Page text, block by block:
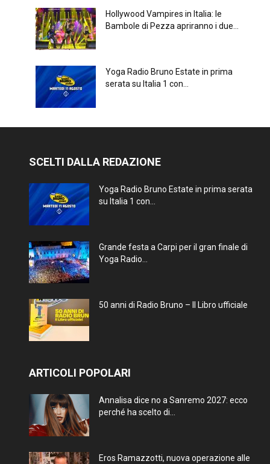
Hollywood Vampires in Italia: le
Bambole di Pezza apriranno i due...
Yoga Radio Bruno Estate in prima
serata su Italia 1 con...
SCELTI DALLA REDAZIONE
Yoga Radio Bruno Estate in prima serata
su Italia 1 con...
Grande festa a Carpi per il gran finale di
Yoga Radio...
50 anni di Radio Bruno – Il Libro ufficiale
ARTICOLI POPOLARI
Annalisa dice no a Sanremo 2027: ecco
perché ha scelto di...
Eros Ramazzotti, nuova operazione alle